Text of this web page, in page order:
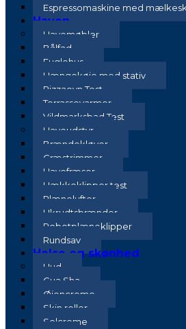
Espressomaskine med
Haven
Havemøbler
Bålfad
Fuglehus
Hængekøje med stativ
Pizzaovn Test
Terrassevarmer
Vildmarksbad Test
Haveudstyr
Brændekløver
Græstrimmer
Havefræser
Hækkeklipper test
Plænelufter
Ukrudtsbrænder
Robotplæneklipper
Rundsav
Helse og skønhed
Hud
Gua Sha
Øjencreme
Skin roller
Solcreme